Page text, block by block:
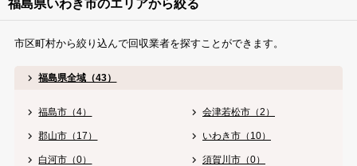
福島県いわき市のエリアから絞る
市区町村から絞り込んで回収業者を探すことができます。
福島県全域（43）
福島市（4） 会津若松市（2）
郡山市（17） いわき市（10）
白河市（0） 須賀川市（0）